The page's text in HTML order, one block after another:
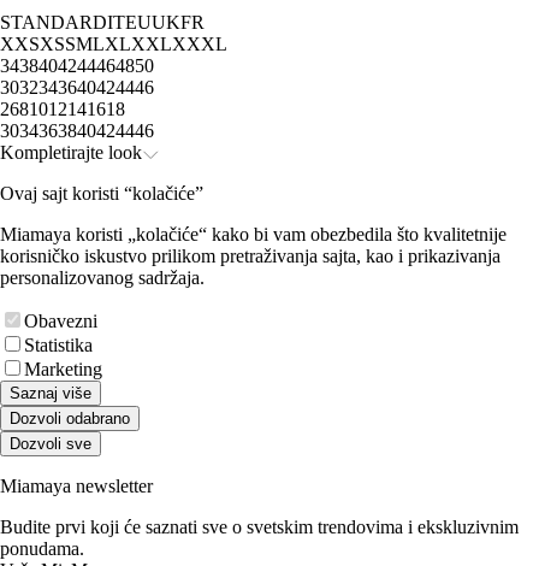
STANDARDITEUUKFR
XXSXSSMLXLXXLXXXL
3438404244464850
3032343640424446
2681012141618
3034363840424446
Kompletirajte look
Ovaj sajt koristi “kolačiće”
Miamaya koristi „kolačiće“ kako bi vam obezbedila što kvalitetnije
korisničko iskustvo prilikom pretraživanja sajta, kao i prikazivanja
personalizovanog sadržaja.
Obavezni
Statistika
Marketing
Saznaj više
Dozvoli odabrano
Dozvoli sve
Miamaya newsletter
Budite prvi koji će saznati sve o svetskim trendovima i ekskluzivnim
ponudama.